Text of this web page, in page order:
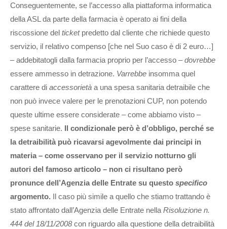
Conseguentemente, se l’accesso alla piattaforma informatica
della ASL da parte della farmacia è operato ai fini della
riscossione del ticketpredetto dal cliente che richiede questo
servizio, il relativo compenso [che nel Suo caso è di 2 euro…]
– addebitatogli dalla farmacia proprio per l’accesso –dovrebbe
essere ammesso in detrazione. Varrebbe insomma quel
carattere di accessorietà a una spesa sanitaria detraibile che
non può invece valere per le prenotazioni CUP, non potendo
queste ultime essere considerate – come abbiamo visto –
spese sanitarie. Il condizionale però è d’obbligo, perché se
la detraibilità può ricavarsi agevolmente dai principi in
materia – come osservano per il servizio notturno gli
autori del famoso articolo – non ci risultano però
pronunce dell’Agenzia delle Entrate su questo specifico
argomento. Il caso più simile a quello che stiamo trattando è
stato affrontato dall’Agenzia delle Entrate nella Risoluzione n.
444 del 18/11/2008con riguardo alla questione della detraibilità